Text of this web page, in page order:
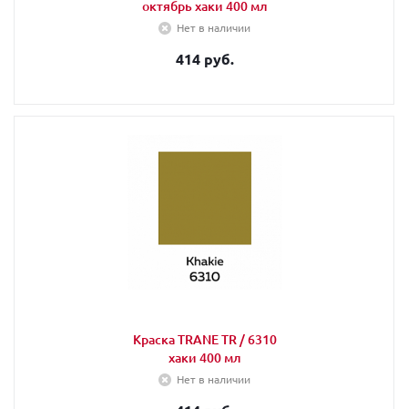
октябрь хаки 400 мл
Нет в наличии
414 руб.
Краска TRANE TR / 6310
хаки 400 мл
Нет в наличии